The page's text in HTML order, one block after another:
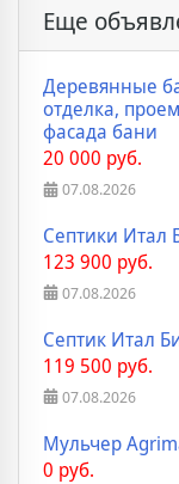
Еще
Деревянные
отделка,
фасада бани
20 000 руб.
07.08.2026
Септики Итал
123 900 руб.
07.08.2026
Септик Итал
119 500 руб.
07.08.2026
Мульчер
0 руб.